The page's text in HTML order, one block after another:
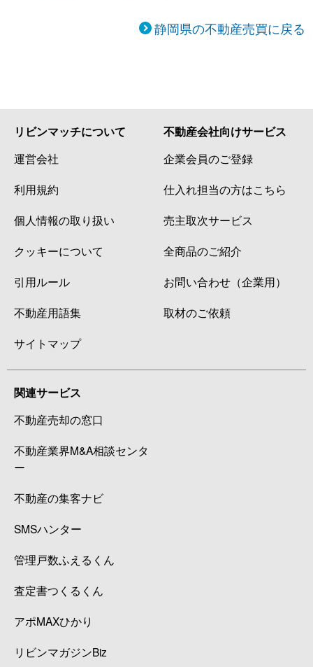
静岡県の不動産売買に戻る
リビンマッチについて
運営会社
利用規約
個人情報の取り扱い
クッキーについて
引用ルール
不動産用語集
サイトマップ
不動産会社向けサービス
企業会員のご登録
仕入れ担当の方はこちら
売主取次サービス
全商品のご紹介
お問い合わせ（企業用）
取材のご依頼
関連サービス
不動産売却の窓口
不動産業界M&A相談センタ
ー
不動産の集客ナビ
SMSハンター
管理戸数ふえるくん
査定書つくるくん
アポMAXひかり
リビンマガジンBiz